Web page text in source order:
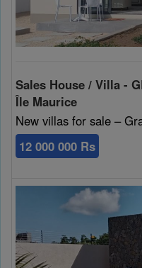
Sales House / Villa -
Île Maurice
New villas for sale –
12 000 000 Rs